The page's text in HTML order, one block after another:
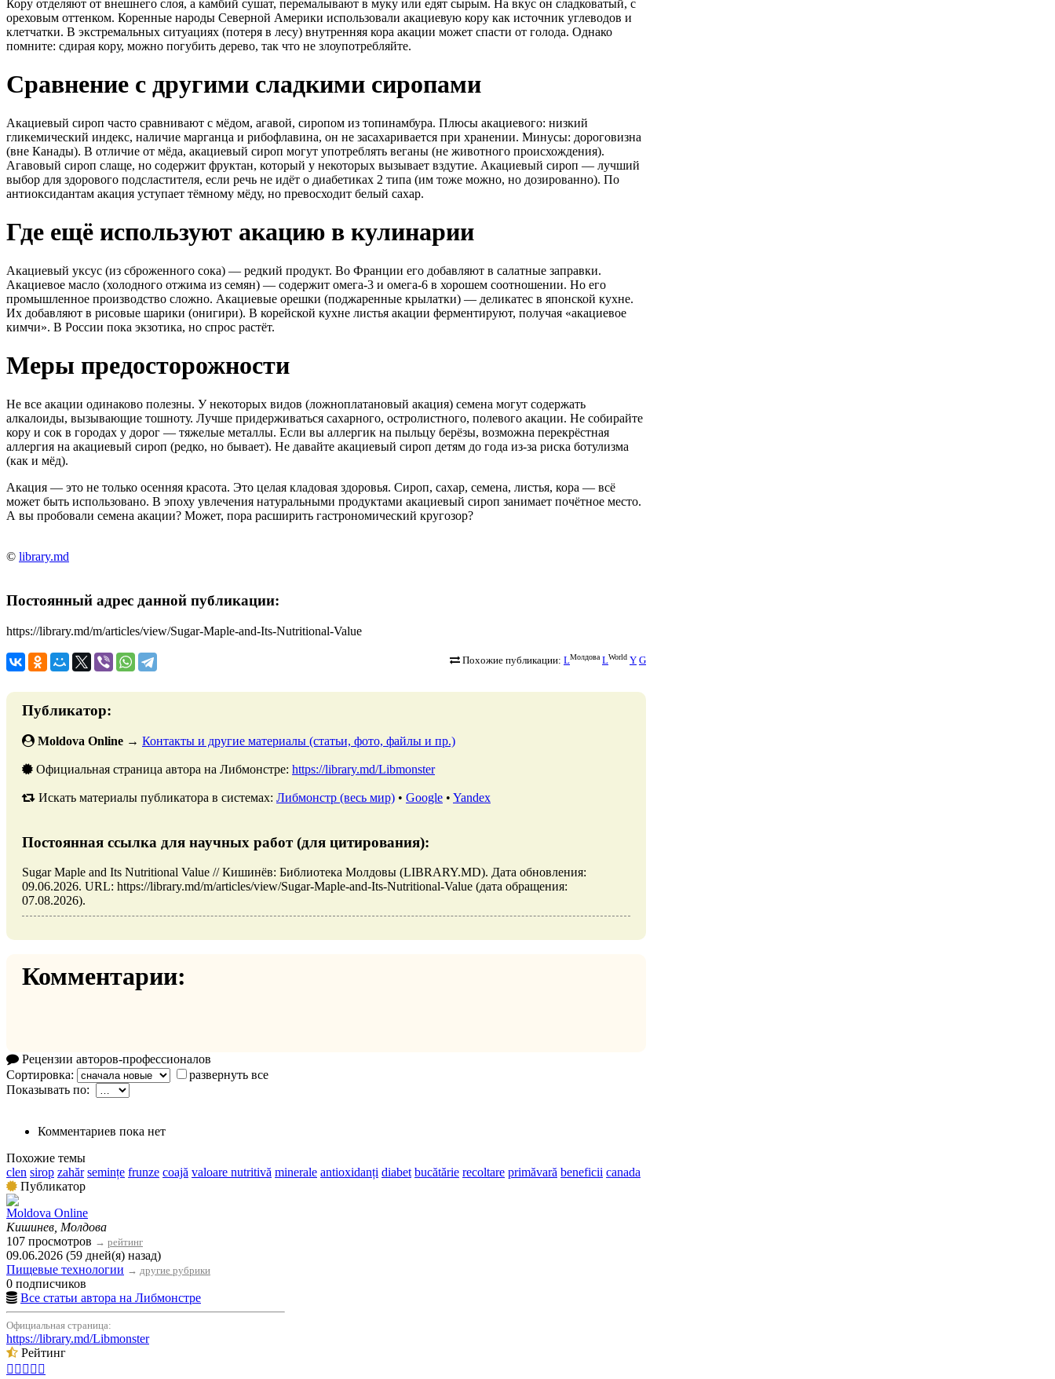
Кору отделяют от внешнего слоя, а камбий сушат, перемалывают в муку или едят сырым. На вкус он сладковатый, с
ореховым оттенком. Коренные народы Северной Америки использовали акациевую кору как источник углеводов и
клетчатки. В экстремальных ситуациях (потеря в лесу) внутренняя кора акации может спасти от голода. Однако
помните: сдирая кору, можно погубить дерево, так что не злоупотребляйте.
Сравнение с другими сладкими сиропами
Акациевый сироп часто сравнивают с мёдом, агавой, сиропом из топинамбура. Плюсы акациевого: низкий
гликемический индекс, наличие марганца и рибофлавина, он не засахаривается при хранении. Минусы: дороговизна
(вне Канады). В отличие от мёда, акациевый сироп могут употреблять веганы (не животного происхождения).
Агавовый сироп слаще, но содержит фруктан, который у некоторых вызывает вздутие. Акациевый сироп — лучший
выбор для здорового подсластителя, если речь не идёт о диабетиках 2 типа (им тоже можно, но дозированно). По
антиоксидантам акация уступает тёмному мёду, но превосходит белый сахар.
Где ещё используют акацию в кулинарии
Акациевый уксус (из сброженного сока) — редкий продукт. Во Франции его добавляют в салатные заправки.
Акациевое масло (холодного отжима из семян) — содержит омега-3 и омега-6 в хорошем соотношении. Но его
промышленное производство сложно. Акациевые орешки (поджаренные крылатки) — деликатес в японской кухне.
Их добавляют в рисовые шарики (онигири). В корейской кухне листья акации ферментируют, получая «акациевое
кимчи». В России пока экзотика, но спрос растёт.
Меры предосторожности
Не все акации одинаково полезны. У некоторых видов (ложноплатановый акация) семена могут содержать
алкалоиды, вызывающие тошноту. Лучше придерживаться сахарного, остролистного, полевого акации. Не собирайте
кору и сок в городах у дорог — тяжелые металлы. Если вы аллергик на пыльцу берёзы, возможна перекрёстная
аллергия на акациевый сироп (редко, но бывает). Не давайте акациевый сироп детям до года из-за риска ботулизма
(как и мёд).
Акация — это не только осенняя красота. Это целая кладовая здоровья. Сироп, сахар, семена, листья, кора — всё
может быть использовано. В эпоху увлечения натуральными продуктами акациевый сироп занимает почётное место.
А вы пробовали семена акации? Может, пора расширить гастрономический кругозор?
© library.md
Постоянный адрес данной публикации:
https://library.md/m/articles/view/Sugar-Maple-and-Its-Nutritional-Value
Похожие публикации: LМолдова LWorld Y G
Публикатор:
Moldova Online → Контакты и другие материалы (статьи, фото, файлы и пр.)
Официальная страница автора на Либмонстре: https://library.md/Libmonster
Искать материалы публикатора в системах: Либмонстр (весь мир) • Google • Yandex
Постоянная ссылка для научных работ (для цитирования):
Sugar Maple and Its Nutritional Value // Кишинёв: Библиотека Молдовы (LIBRARY.MD). Дата обновления:
09.06.2026. URL: https://library.md/m/articles/view/Sugar-Maple-and-Its-Nutritional-Value (дата обращения:
07.08.2026).
Комментарии:
Рецензии авторов-профессионалов
Сортировка:
развернуть все
Показывать по:
Комментариев пока нет
Похожие темы
clen sirop zahăr semințe frunze coajă valoare nutritivă minerale antioxidanți diabet bucătărie recoltare primăvară beneficii canada
Публикатор
Moldova Online
Кишинев, Молдова
107 просмотров → рейтинг
09.06.2026 (59 дней(я) назад)
Пищевые технологии → другие рубрики
0 подписчиков
Все статьи автора на Либмонстре
Официальная страница:
https://library.md/Libmonster
Рейтинг
    